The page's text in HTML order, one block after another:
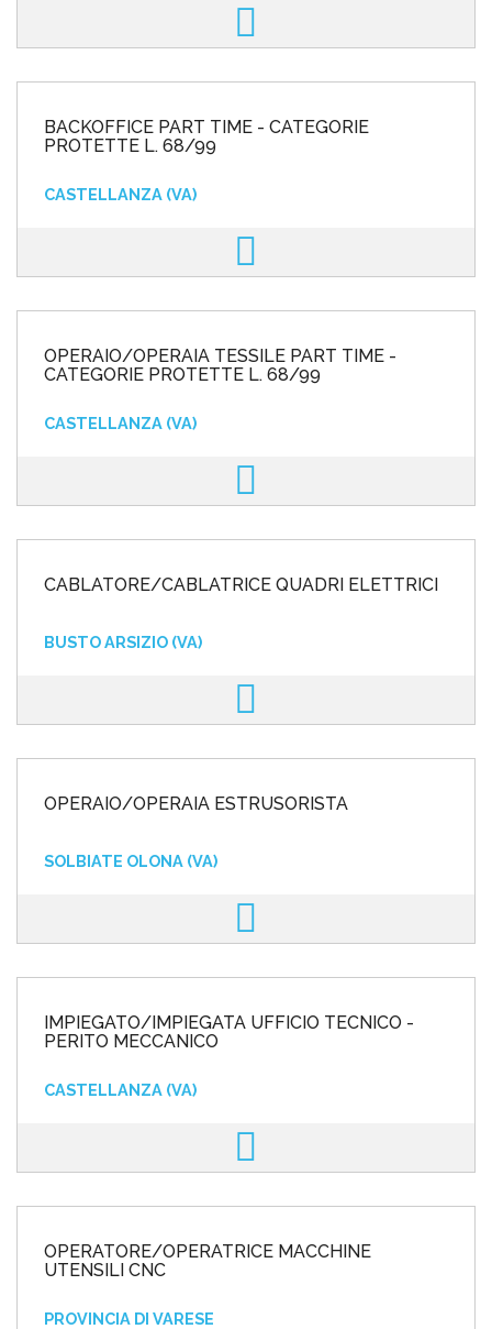
BACKOFFICE PART TIME - CATEGORIE
PROTETTE L. 68/99
CASTELLANZA (VA)
OPERAIO/OPERAIA TESSILE PART TIME -
CATEGORIE PROTETTE L. 68/99
CASTELLANZA (VA)
CABLATORE/CABLATRICE QUADRI ELETTRICI
BUSTO ARSIZIO (VA)
OPERAIO/OPERAIA ESTRUSORISTA
SOLBIATE OLONA (VA)
IMPIEGATO/IMPIEGATA UFFICIO TECNICO -
PERITO MECCANICO
CASTELLANZA (VA)
OPERATORE/OPERATRICE MACCHINE
UTENSILI CNC
PROVINCIA DI VARESE